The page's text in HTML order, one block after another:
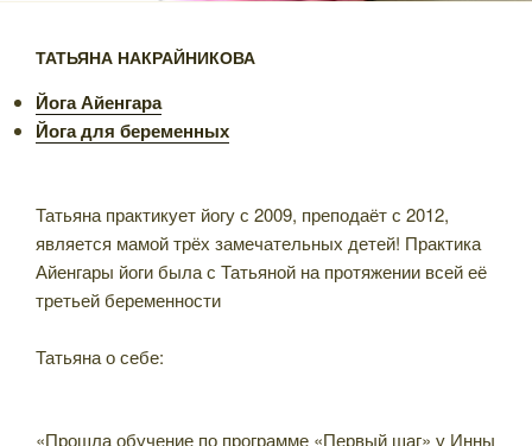
ТАТЬЯНА НАКРАЙНИКОВА
Йога Айенгара
Йога для беременных
Татьяна практикует йогу с 2009, преподаёт с 2012,
является мамой трёх замечательных детей! Практика
Айенгары йоги была с Татьяной на протяжении всей её
третьей беременности
Татьяна о себе:
«Прошла обучение по программе «Первый шаг» у Инны